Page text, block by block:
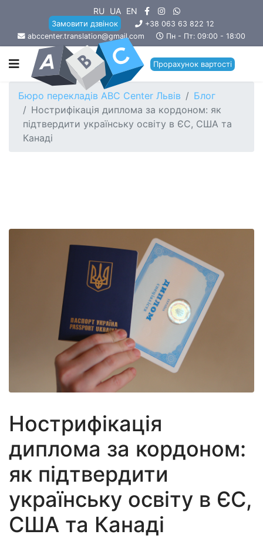
RU UA EN
Замовити дзвінок
+38 063 63 822 12
abccenter.translation@gmail.com
Пн - Пт: 09:00 - 18:00
Прорахунок вартості
Бюро перекладів ABC Center Львів
Блог
Нострифікація диплома за кордоном: як
підтвердити українську освіту в ЄС, США та
Канаді
Нострифікація
диплома за кордоном:
як підтвердити
українську освіту в ЄС,
США та Канаді